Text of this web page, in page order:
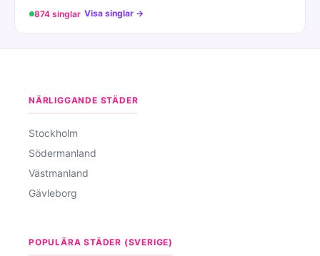
874 singlar Visa singlar →
NÄRLIGGANDE STÄDER
Stockholm
Södermanland
Västmanland
Gävleborg
POPULÄRA STÄDER (SVERIGE)